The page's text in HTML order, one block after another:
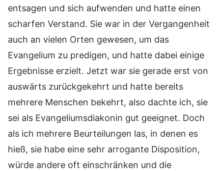
entsagen und sich aufwenden und hatte einen
scharfen Verstand. Sie war in der Vergangenheit
auch an vielen Orten gewesen, um das
Evangelium zu predigen, und hatte dabei einige
Ergebnisse erzielt. Jetzt war sie gerade erst von
auswärts zurückgekehrt und hatte bereits
mehrere Menschen bekehrt, also dachte ich, sie
sei als Evangeliumsdiakonin gut geeignet. Doch
als ich mehrere Beurteilungen las, in denen es
hieß, sie habe eine sehr arrogante Disposition,
würde andere oft einschränken und die